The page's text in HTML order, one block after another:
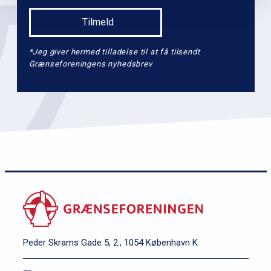
*Jeg giver hermed tilladelse til at få tilsendt
Grænseforeningens nyhedsbrev
Peder Skrams Gade 5, 2., 1054 København K